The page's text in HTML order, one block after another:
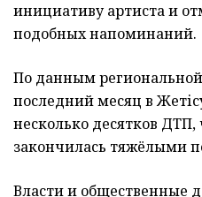
инициативу артиста и
подобных напоминаний.
По данным
последний месяц в
несколько десятков ДТП,
закончилась тяжёлыми
Власти и общественные